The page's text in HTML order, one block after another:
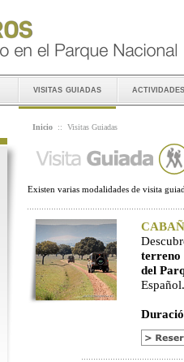
visitas guiadas actividades
Inicio :: Visitas Guiadas
Existen varias modalidades de visita
terreno
del
Español.